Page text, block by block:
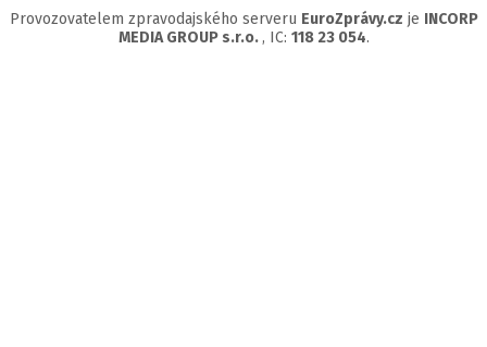
Provozovatelem zpravodajského serveru EuroZprávy.cz je INCORP
MEDIA GROUP s.r.o. , IC: 118 23 054.